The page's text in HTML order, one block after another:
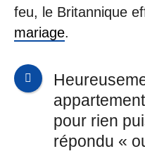
feu, le Britannique
mariage.
pour rien
répondu «